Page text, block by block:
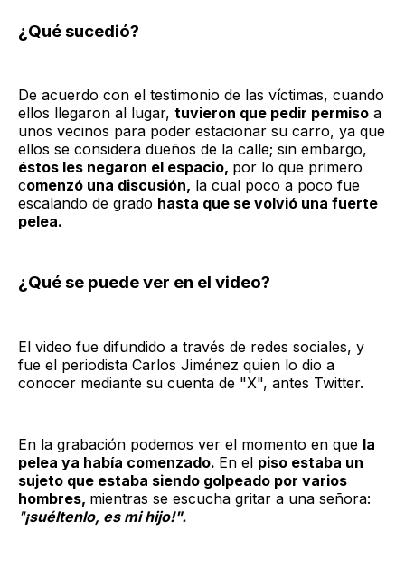
¿Qué sucedió?
De acuerdo con el testimonio de las víctimas, cuando
ellos llegaron al lugar, tuvieron que pedir permiso a
unos vecinos para poder estacionar su carro, ya que
ellos se considera dueños de la calle; sin embargo,
éstos les negaron el espacio, por lo que primero
comenzó una discusión, la cual poco a poco fue
escalando de grado hasta que se volvió una fuerte
pelea.
¿Qué se puede ver en el video?
El video fue difundido a través de redes sociales, y
fue el periodista Carlos Jiménez quien lo dio a
conocer mediante su cuenta de "X", antes Twitter.
En la grabación podemos ver el momento en que la
pelea ya había comenzado. En el piso estaba un
sujeto que estaba siendo golpeado por varios
hombres, mientras se escucha gritar a una señora:
"¡suéltenlo, es mi hijo!".